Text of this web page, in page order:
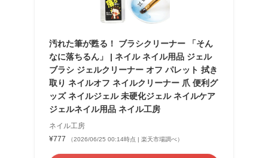
汚れた筆が甦る！ ブラシクリーナー 「そん
なに落ちるん」 | ネイル ネイル用品 ジェル
ブラシ ジェルクリーナー オフ パレット 拭き
取り ネイルオフ ネイルクリーナー 爪 便利グ
ッズ ネイルジェル 未硬化ジェル ネイルケア
ジェルネイル用品 ネイル工房
ネイル工房
¥777
（2026/06/25 00:14時点 | 楽天市場調べ）